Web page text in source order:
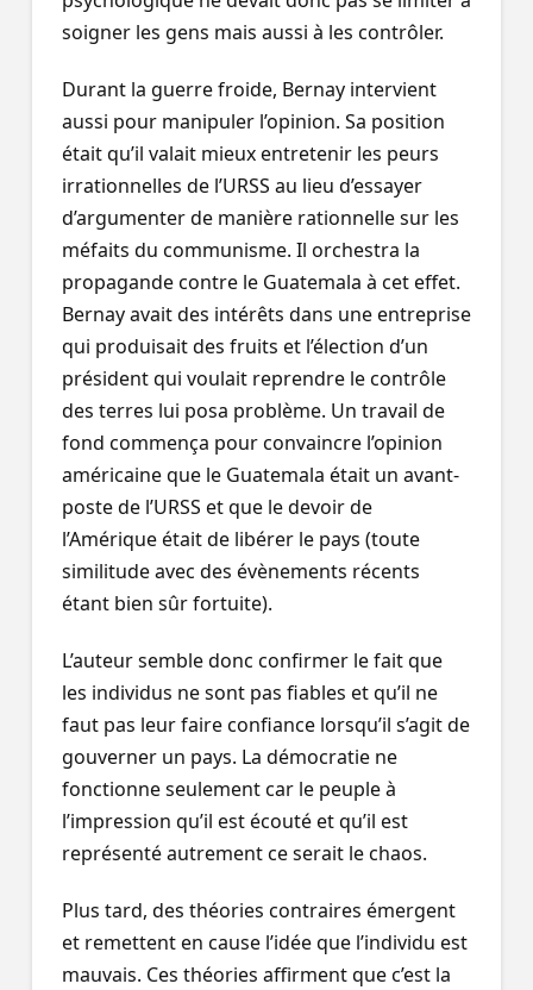
soigner les gens mais aussi à les contrôler.
Durant la guerre froide, Bernay intervient
aussi pour manipuler l’opinion. Sa position
était qu’il valait mieux entretenir les peurs
irrationnelles de l’URSS au lieu d’essayer
d’argumenter de manière rationnelle sur les
méfaits du communisme. Il orchestra la
propagande contre le Guatemala à cet effet.
Bernay avait des intérêts dans une entreprise
qui produisait des fruits et l’élection d’un
président qui voulait reprendre le contrôle
des terres lui posa problème. Un travail de
fond commença pour convaincre l’opinion
américaine que le Guatemala était un avant-
poste de l’URSS et que le devoir de
l’Amérique était de libérer le pays (toute
similitude avec des évènements récents
étant bien sûr fortuite).
L’auteur semble donc confirmer le fait que
les individus ne sont pas fiables et qu’il ne
faut pas leur faire confiance lorsqu’il s’agit de
gouverner un pays. La démocratie ne
fonctionne seulement car le peuple à
l’impression qu’il est écouté et qu’il est
représenté autrement ce serait le chaos.
Plus tard, des théories contraires émergent
et remettent en cause l’idée que l’individu est
mauvais. Ces théories affirment que c’est la